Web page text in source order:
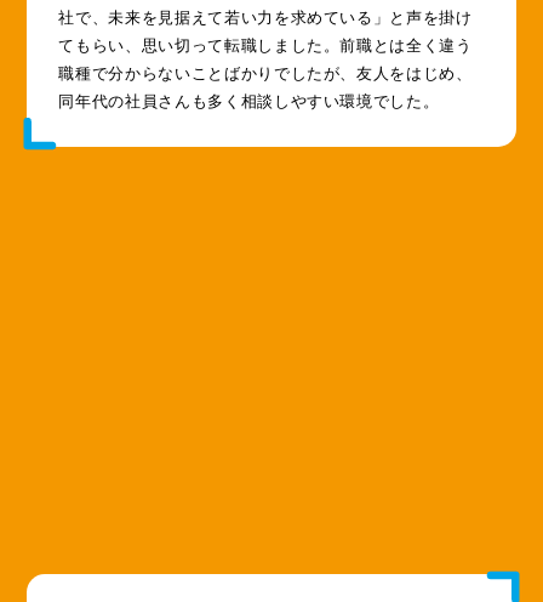
社で、未来を見据えて若い力を求めている」と声を掛け
てもらい、思い切って転職しました。前職とは全く違う
職種で分からないことばかりでしたが、友人をはじめ、
同年代の社員さんも多く相談しやすい環境でした。